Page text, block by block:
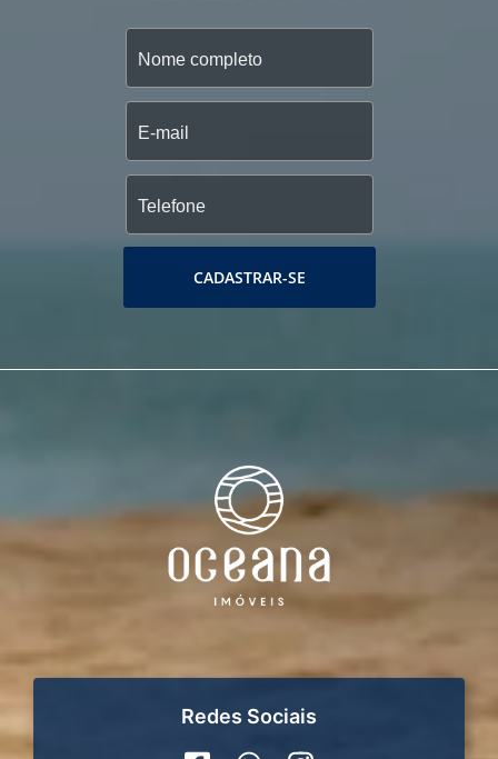
CADASTRAR-SE
Redes Sociais